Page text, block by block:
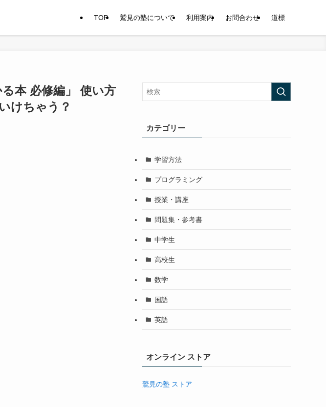
TOP 鷲見の塾について 利用案内 お問合わせ 道標
本 必修編」 使い方
けちゃう？
カテゴリー
学習方法
プログラミング
授業・講座
問題集・参考書
中学生
高校生
数学
国語
英語
オンライン ストア
鷲見の塾 ストア